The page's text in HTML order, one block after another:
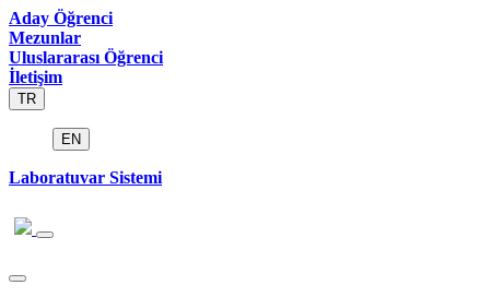
Aday Öğrenci
Mezunlar
Uluslararası Öğrenci
İletişim
TR
EN
Laboratuvar Sistemi